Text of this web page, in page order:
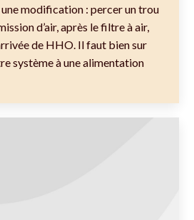
modification : percer un trou
d’air, après le filtre à air,
de HHO. Il faut bien sur
système à une alimentation